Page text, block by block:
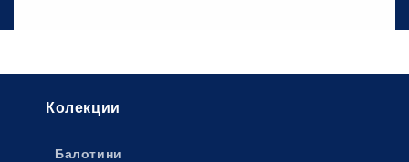
Колекции
Балотини